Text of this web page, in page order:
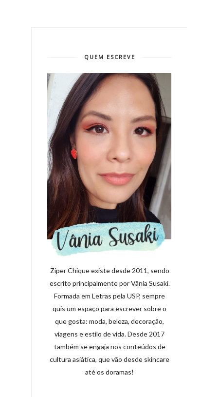
QUEM ESCREVE
Zíper Chique existe desde 2011, sendo
escrito principalmente por Vânia Susaki.
Formada em Letras pela USP, sempre
quis um espaço para escrever sobre o
que gosta: moda, beleza, decoração,
viagens e estilo de vida. Desde 2017
também se engaja nos conteúdos de
cultura asiática, que vão desde skincare
até os doramas!